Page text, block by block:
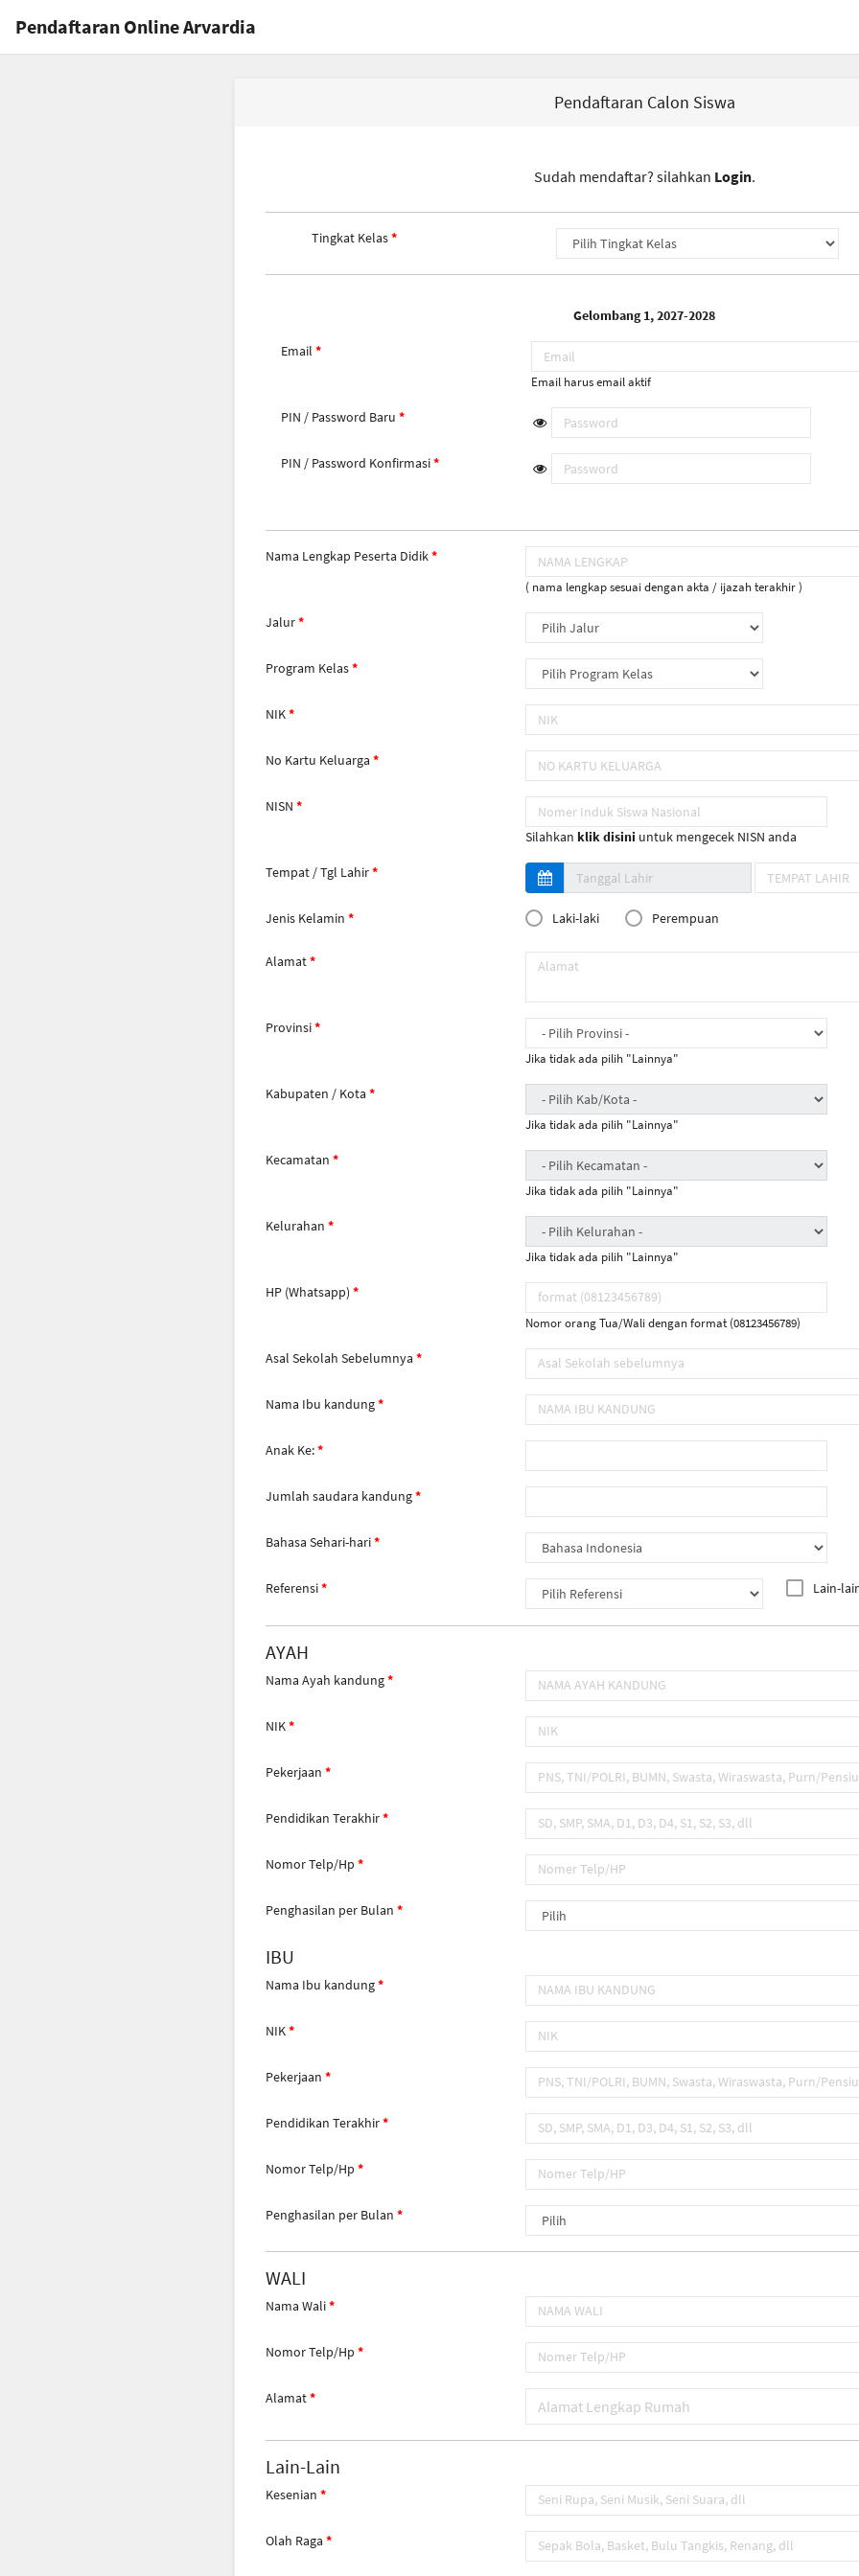
Pendaftaran Online Arvardia
Pendaftaran Calon Siswa
Sudah mendaftar? silahkan Login.
Tingkat Kelas
Gelombang 1, 2027-2028
Email
Email harus email aktif
PIN / Password Baru
PIN / Password Konfirmasi
Nama Lengkap Peserta Didik
( nama lengkap sesuai dengan akta / ijazah terakhir )
Jalur
Program Kelas
NIK
No Kartu Keluarga
NISN
Silahkan klik disini untuk mengecek NISN anda
Tempat / Tgl Lahir
Jenis Kelamin Laki-laki Perempuan
Alamat
Provinsi
Jika tidak ada pilih "Lainnya"
Kabupaten / Kota
Jika tidak ada pilih "Lainnya"
Kecamatan
Jika tidak ada pilih "Lainnya"
Kelurahan
Jika tidak ada pilih "Lainnya"
HP (Whatsapp)
Nomor orang Tua/Wali dengan format (08123456789)
Asal Sekolah Sebelumnya
Nama Ibu kandung
Anak Ke:
Jumlah saudara kandung
Bahasa Sehari-hari
Referensi Lain-
AYAH
Nama Ayah kandung
NIK
Pekerjaan
Pendidikan Terakhir
Nomor Telp/Hp
Penghasilan per Bulan
IBU
Nama Ibu kandung
NIK
Pekerjaan
Pendidikan Terakhir
Nomor Telp/Hp
Penghasilan per Bulan
WALI
Nama Wali
Nomor Telp/Hp
Alamat
Lain-Lain
Kesenian
Olah Raga